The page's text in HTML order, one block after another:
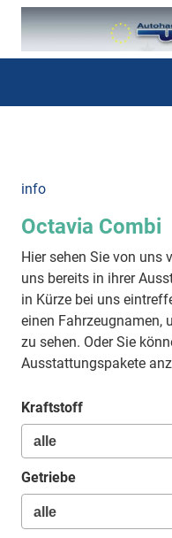
info
Octavia Combi
Hier sehen Sie von uns
uns bereits in ihrer
in Kürze bei uns
einen Fahrzeugnamen,
zu sehen. Oder Sie
Ausstattungspakete
Kraftstoff
Getriebe